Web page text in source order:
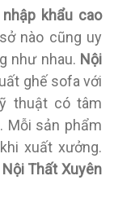
khẩu cao
nào cũng uy
như nhau. Nội
ghế sofa với
thuật có tâm
Mỗi sản phẩm
xuất xưởng.
Nội Thất Xuyên